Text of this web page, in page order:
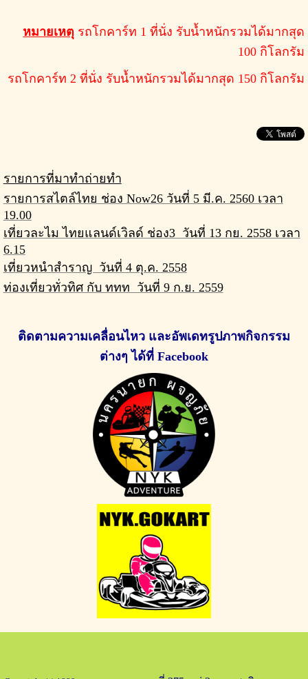
หมายเหตุ รถโกคาร์ท 1 ที่นั่ง รับน้ำหนักรวมได้มากสุด
100 กิโลกรัม
รถโกคาร์ท 2 ที่นั่ง รับน้ำหนักรวมได้มากสุด 150 กิโลกรัม
รายการที่มาทำถ่ายทำ
รายการสไตล์ไทย ช่อง Now26 วันที่ 5 มี.ค. 2560 เวลา
19.00
เที่ยวละไม ไทยแลนด์เวิลด์ ช่อง3 วันที่ 13 กย. 2558 เวลา
6.15
เที่ยวหนำสำราญ วันที่ 4 ตุ.ค. 2558
ท่องเที่ยวทั่วทิศ กับ ททท วันที่ 9 ก.ย. 2559
ติดตามความเคลื่อนไหว และอัพเดทรูปภาพกิจกรรม
ต่างๆ ได้ที่ Facebook